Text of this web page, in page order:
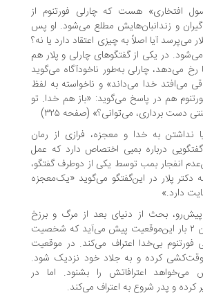
هست که چارلی فورتنوم از
زندانبان‌هایش مطلع می‌شود. او پس
آیا اصلاً به چیزی اعتقاد دارد یا نه؟
یکی از گفتگوهای چارلی و پلار هم
چارلی به‌طور ناخودآگاه می‌گوید
خدا می‌داند» و ناخواسته به لفظ
در پاسخ می‌گوید: «باز هم خدا. تو
برداری، می‌توانی؟» (صفحه ۳۲۵)
به خدا و معجزه، فرازی از رمان
درباره بمبی اختصاص دارد که عمل
بمب توسط یکی از دوطرف گفتگو،
در این‌گفتگو می‌گوید «یک‌معجزه
از دنیای بعد از مرگ و برزخ
در طول داستان ۲ بار این‌موقعیت پیش می‌آید که شخصیت
بی‌خدا اعتراف می‌کند. در موقعیت
کرده و به جلاد خود نزدیک شود.
اعترافاتش را بشنود. اما در
پدر شروع به اعتراف می‌کند.